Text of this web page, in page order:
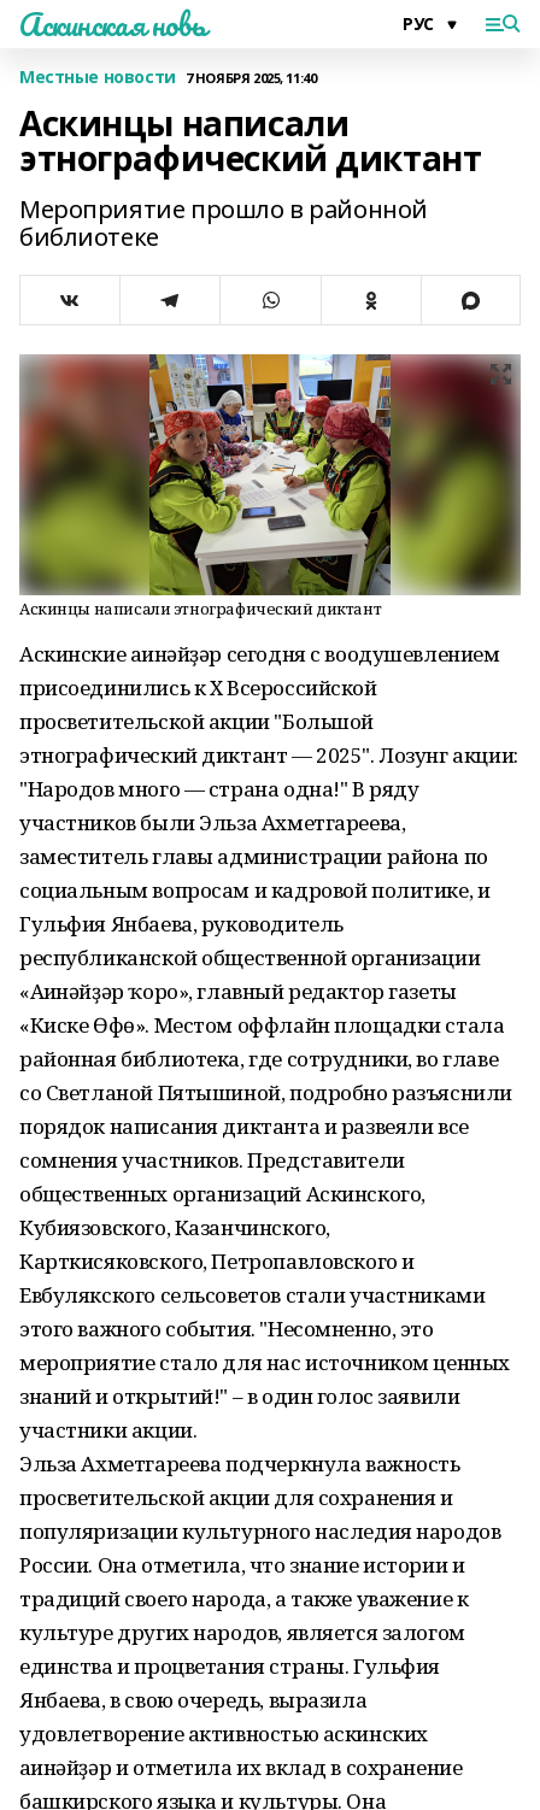
Аскинская новь
Местные новости 7 НОЯБРЯ 2025, 11:40
Аскинцы написали
этнографический диктант
Мероприятие прошло в районной
библиотеке
Аскинцы написали этнографический диктант
Аскинские ағинәйҙәр сегодня с воодушевлением
присоединились к X Всероссийской
просветительской акции "Большой
этнографический диктант — 2025". Лозунг акции:
"Народов много — страна одна!" В ряду
участников были Эльза Ахметгареева,
заместитель главы администрации района по
социальным вопросам и кадровой политике, и
Гульфия Янбаева, руководитель
республиканской общественной организации
«Ағинәйҙәр ҡоро», главный редактор газеты
«Киске Өфө». Местом оффлайн площадки стала
районная библиотека, где сотрудники, во главе
со Светланой Пятышиной, подробно разъяснили
порядок написания диктанта и развеяли все
сомнения участников. Представители
общественных организаций Аскинского,
Кубиязовского, Казанчинского,
Карткисяковского, Петропавловского и
Евбулякского сельсоветов стали участниками
этого важного события. "Несомненно, это
мероприятие стало для нас источником ценных
знаний и открытий!" – в один голос заявили
участники акции.
Эльза Ахметгареева подчеркнула важность
просветительской акции для сохранения и
популяризации культурного наследия народов
России. Она отметила, что знание истории и
традиций своего народа, а также уважение к
культуре других народов, является залогом
единства и процветания страны. Гульфия
Янбаева, в свою очередь, выразила
удовлетворение активностью аскинских
ағинәйҙәр и отметила их вклад в сохранение
башкирского языка и культуры. Она